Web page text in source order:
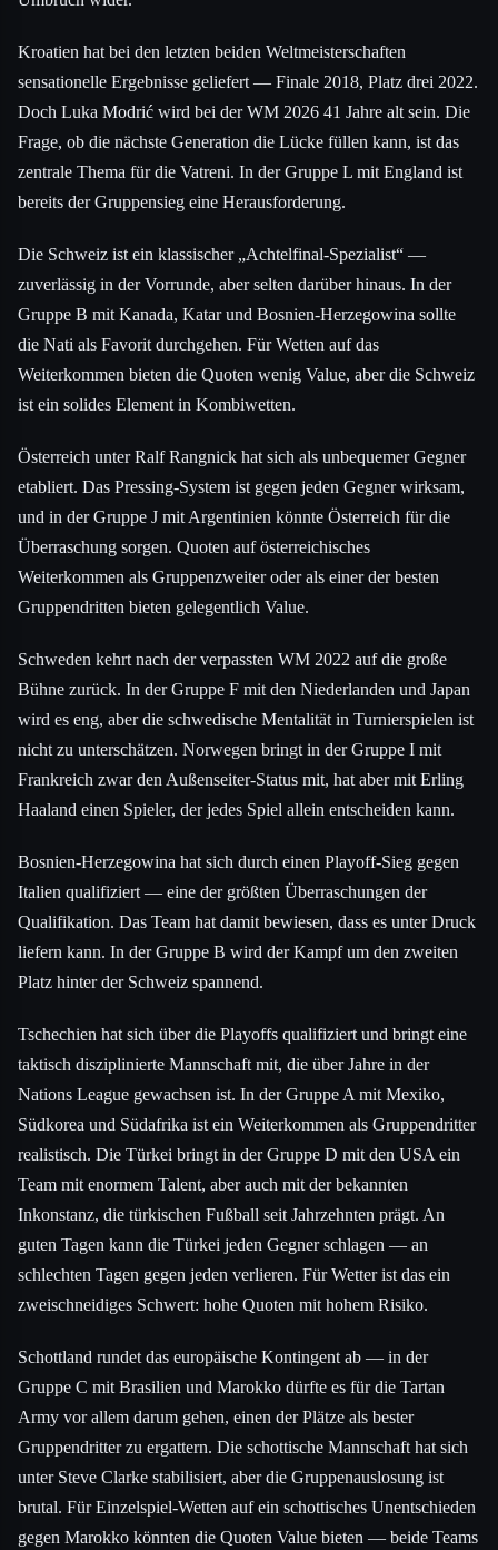
Kroatien hat bei den letzten beiden Weltmeisterschaften
sensationelle Ergebnisse geliefert — Finale 2018, Platz drei 2022.
Doch Luka Modrić wird bei der WM 2026 41 Jahre alt sein. Die
Frage, ob die nächste Generation die Lücke füllen kann, ist das
zentrale Thema für die Vatreni. In der Gruppe L mit England ist
bereits der Gruppensieg eine Herausforderung.
Die Schweiz ist ein klassischer „Achtelfinal-Spezialist“ —
zuverlässig in der Vorrunde, aber selten darüber hinaus. In der
Gruppe B mit Kanada, Katar und Bosnien-Herzegowina sollte
die Nati als Favorit durchgehen. Für Wetten auf das
Weiterkommen bieten die Quoten wenig Value, aber die Schweiz
ist ein solides Element in Kombiwetten.
Österreich unter Ralf Rangnick hat sich als unbequemer Gegner
etabliert. Das Pressing-System ist gegen jeden Gegner wirksam,
und in der Gruppe J mit Argentinien könnte Österreich für die
Überraschung sorgen. Quoten auf österreichisches
Weiterkommen als Gruppenzweiter oder als einer der besten
Gruppendritten bieten gelegentlich Value.
Schweden kehrt nach der verpassten WM 2022 auf die große
Bühne zurück. In der Gruppe F mit den Niederlanden und Japan
wird es eng, aber die schwedische Mentalität in Turnierspielen ist
nicht zu unterschätzen. Norwegen bringt in der Gruppe I mit
Frankreich zwar den Außenseiter-Status mit, hat aber mit Erling
Haaland einen Spieler, der jedes Spiel allein entscheiden kann.
Bosnien-Herzegowina hat sich durch einen Playoff-Sieg gegen
Italien qualifiziert — eine der größten Überraschungen der
Qualifikation. Das Team hat damit bewiesen, dass es unter Druck
liefern kann. In der Gruppe B wird der Kampf um den zweiten
Platz hinter der Schweiz spannend.
Tschechien hat sich über die Playoffs qualifiziert und bringt eine
taktisch disziplinierte Mannschaft mit, die über Jahre in der
Nations League gewachsen ist. In der Gruppe A mit Mexiko,
Südkorea und Südafrika ist ein Weiterkommen als Gruppendritter
realistisch. Die Türkei bringt in der Gruppe D mit den USA ein
Team mit enormem Talent, aber auch mit der bekannten
Inkonstanz, die türkischen Fußball seit Jahrzehnten prägt. An
guten Tagen kann die Türkei jeden Gegner schlagen — an
schlechten Tagen gegen jeden verlieren. Für Wetter ist das ein
zweischneidiges Schwert: hohe Quoten mit hohem Risiko.
Schottland rundet das europäische Kontingent ab — in der
Gruppe C mit Brasilien und Marokko dürfte es für die Tartan
Army vor allem darum gehen, einen der Plätze als bester
Gruppendritter zu ergattern. Die schottische Mannschaft hat sich
unter Steve Clarke stabilisiert, aber die Gruppenauslosung ist
brutal. Für Einzelspiel-Wetten auf ein schottisches Unentschieden
gegen Marokko könnten die Quoten Value bieten — beide Teams